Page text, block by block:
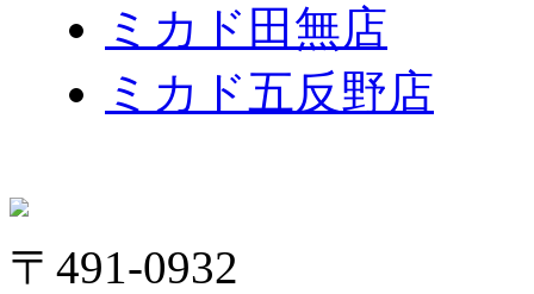
ミカド田無店
ミカド五反野店
〒491-0932